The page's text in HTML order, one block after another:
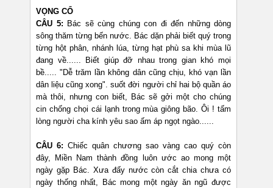
VỌNG CỔ
CÂU 5: Bác sẽ cùng chúng con đi đến những dòng
sông thăm từng bến nước. Bác dặn phải biết quý trong
từng hột phân, nhánh lúa, từng hạt phù sa khi mùa lũ
đang về...... Biết giúp đỡ nhau trong gian khó mọi
bề..... "Dễ trăm lần không dân cũng chịu, khó vạn lần
dân liệu cũng xong". suốt đời người chỉ hai bộ quần áo
mà thôi, nhưng con biết, Bác sẽ gởi một cho chúng
cin chống chọi cái lạnh trong mùa giông bão. Ôi ! tấm
lòng người cha kính yêu sao ấm áp ngọt ngào......
CÂU 6: Chiếc quân chương sao vàng cao quý còn
đây, Miền Nam thành đồng luôn ước ao mong một
ngày gặp Bác. Xưa đấy nước còn cắt chia chưa có
ngày thống nhất, Bác mong một ngày ăn ngũ được